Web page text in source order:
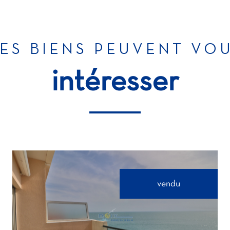
BIENS PEUVENT
intéresser
vendu
voir le bien